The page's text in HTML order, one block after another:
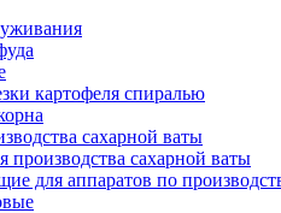
картофеля спиралью
сахарной ваты
производства сахарной ваты
для аппаратов по